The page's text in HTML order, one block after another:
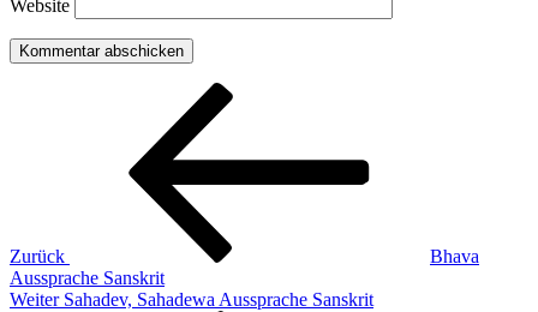
Website
Beitragsnavigation
Zurück
Bhava
Aussprache Sanskrit
Nächster
Weiter Sahadev, Sahadewa Aussprache Sanskrit